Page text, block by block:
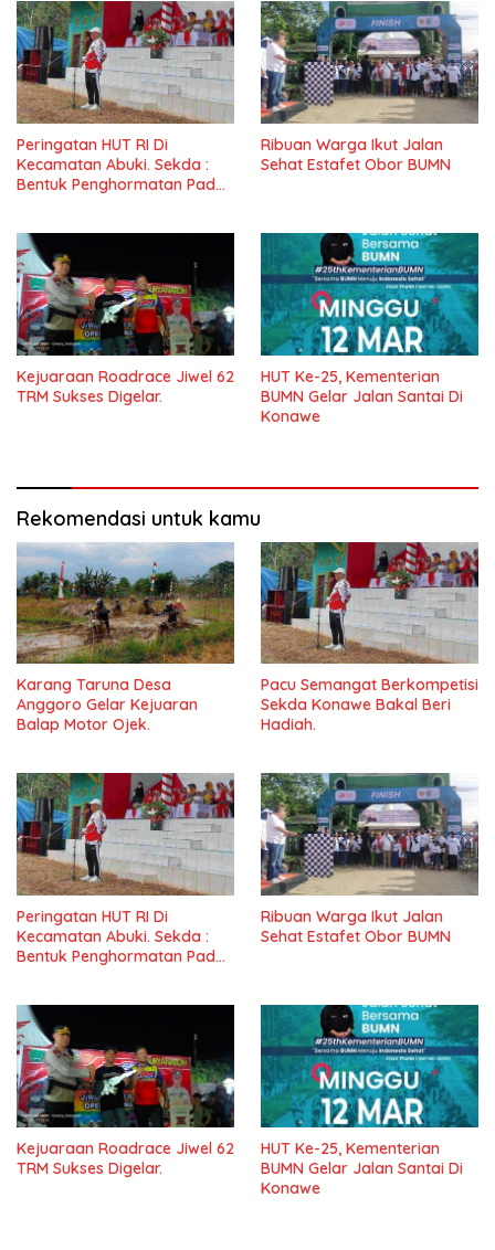
Peringatan HUT RI Di
Kecamatan Abuki. Sekda :
Bentuk Penghormatan Pada
Ribuan Warga Ikut Jalan
Sehat Estafet Obor BUMN
Kejuaraan Roadrace Jiwel 62
TRM Sukses Digelar.
HUT Ke-25, Kementerian
BUMN Gelar Jalan Santai Di
Konawe
Rekomendasi untuk kamu
Karang Taruna Desa
Anggoro Gelar Kejuaran
Balap Motor Ojek.
Pacu Semangat Berkompetisi
Sekda Konawe Bakal Beri
Hadiah.
Peringatan HUT RI Di
Kecamatan Abuki. Sekda :
Bentuk Penghormatan Pada
Ribuan Warga Ikut Jalan
Sehat Estafet Obor BUMN
Kejuaraan Roadrace Jiwel 62
TRM Sukses Digelar.
HUT Ke-25, Kementerian
BUMN Gelar Jalan Santai Di
Konawe